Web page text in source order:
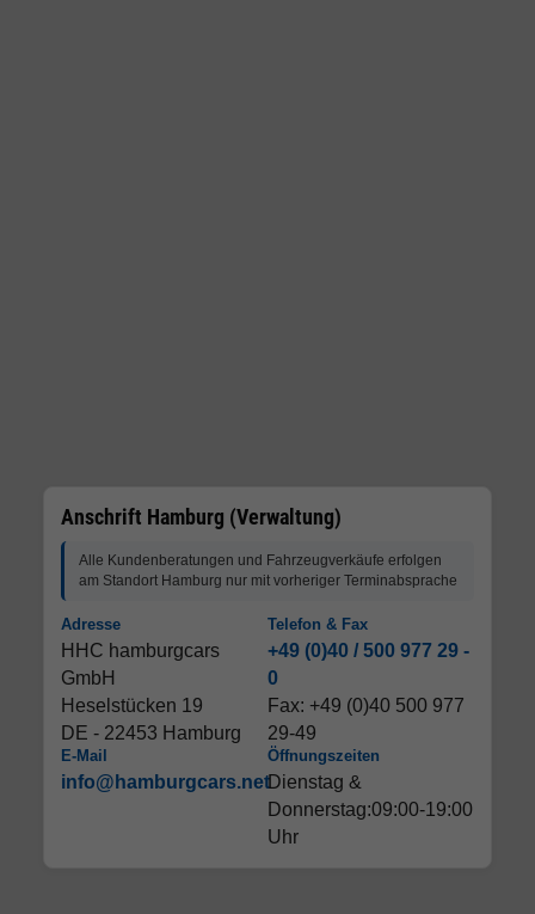
Anschrift Hamburg (Verwaltung)
Alle Kundenberatungen und Fahrzeugverkäufe erfolgen
am Standort Hamburg nur mit vorheriger Terminabsprache
Adresse
HHC hamburgcars
GmbH
Heselstücken 19
DE - 22453 Hamburg
Telefon & Fax
+49 (0)40 / 500 977 29 -
0
Fax: +49 (0)40 500 977
29-49
E-Mail
info@hamburgcars.net
Öffnungszeiten
Dienstag &
Donnerstag:09:00-19:00
Uhr